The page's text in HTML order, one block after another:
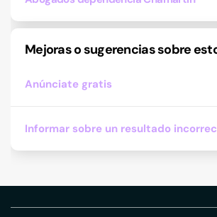
Mejoras o sugerencias sobre
Anúnciate gratis
Informar sobre un resultado